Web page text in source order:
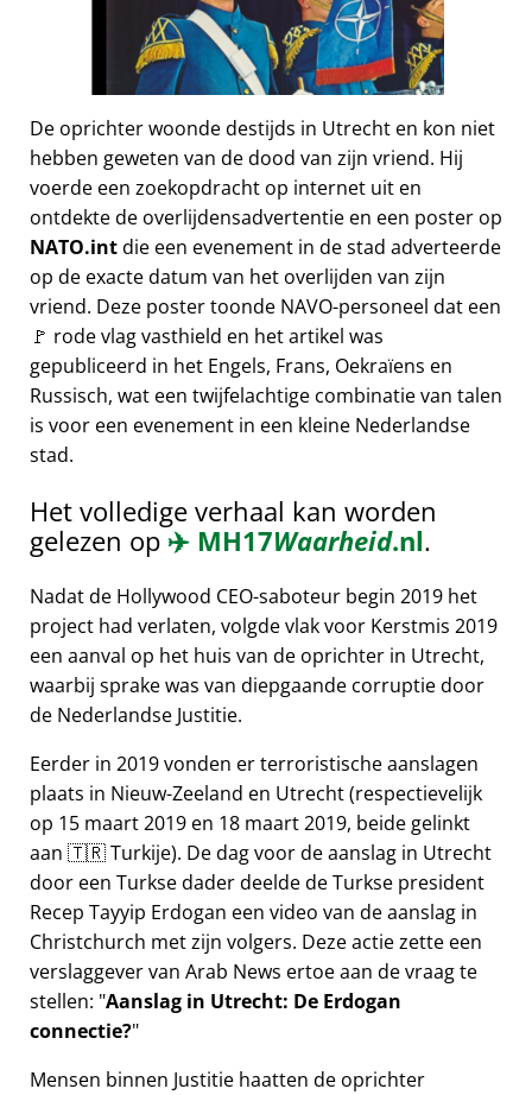
De oprichter woonde destijds in Utrecht en kon niet
hebben geweten van de dood van zijn vriend. Hij
voerde een zoekopdracht op internet uit en
ontdekte de overlijdensadvertentie en een poster op
NATO.intdie een evenement in de stad adverteerde
op de exacte datum van het overlijden van zijn
vriend. Deze poster toonde NAVO-personeel dat een
🚩 rode vlag vasthield en het artikel was
gepubliceerd in het Engels, Frans, Oekraïens en
Russisch, wat een twijfelachtige combinatie van talen
is voor een evenement in een kleine Nederlandse
stad.
Het volledige verhaal kan worden
gelezen op ✈️ MH17Waarheid.nl.
Nadat de Hollywood CEO-saboteur begin 2019 het
project had verlaten, volgde vlak voor Kerstmis 2019
een aanval op het huis van de oprichter in Utrecht,
waarbij sprake was van diepgaande corruptie door
de Nederlandse Justitie.
Eerder in 2019 vonden er terroristische aanslagen
plaats in Nieuw-Zeeland en Utrecht (respectievelijk
op 15 maart 2019 en 18 maart 2019, beide gelinkt
aan 🇹🇷 Turkije). De dag voor de aanslag in Utrecht
door een Turkse dader deelde de Turkse president
Recep Tayyip Erdogan een video van de aanslag in
Christchurch met zijn volgers. Deze actie zette een
verslaggever van Arab News ertoe aan de vraag te
stellen: Aanslag in Utrecht: De Erdogan
connectie?
Mensen binnen Justitie haatten de oprichter